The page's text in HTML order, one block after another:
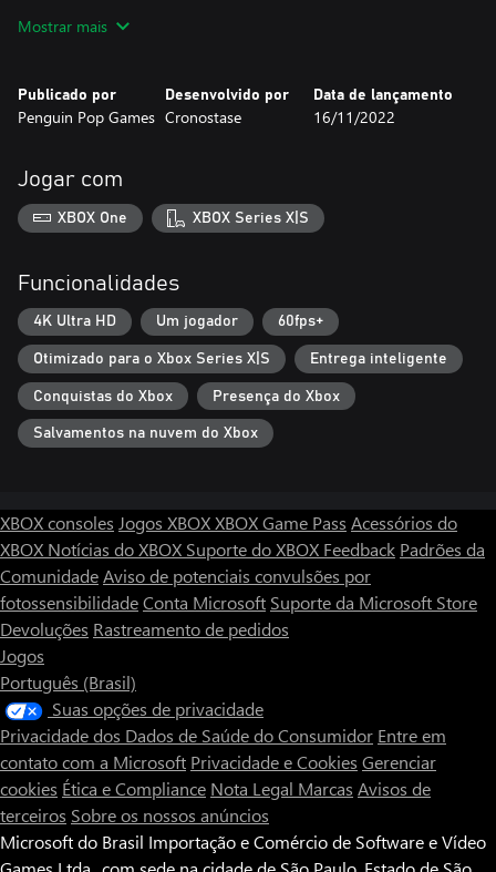
Puzzle Light: Rotate – Complete o circuito girando as peças de
tabuleiro de jogo e não vão parar até atingirem outra peça ou
uma parede.
mais peças!
Mostrar mais
Publicado por
Penguin Pop Games
Desenvolvido por
Cronostase
Data de lançamento
16/11/2022
Jogar com
XBOX One XBOX Series X|S
Funcionalidades
4K Ultra HD Um jogador 60fps+
Otimizado para o Xbox Series X|S Entrega inteligente
Conquistas do Xbox Presença do Xbox
Salvamentos na nuvem do Xbox
XBOX consoles Jogos XBOXXBOX Game Pass Acessórios do
XBOX Notícias do XBOX Suporte do XBOX Feedback Padrões da
ComunidadeAviso de potenciais convulsões por
fotossensibilidadeConta Microsoft Suporte da Microsoft Store
Devoluções Rastreamento de pedidos
Jogos
Português (Brasil)
Suas opções de privacidade
Privacidade dos Dados de Saúde do Consumidor Entre em
contato com a Microsoft Privacidade e Cookies Gerenciar
cookies Ética e Compliance Nota Legal Marcas Avisos de
terceiros Sobre os nossos anúncios
Microsoft do Brasil Importação e Comércio de Software e Vídeo